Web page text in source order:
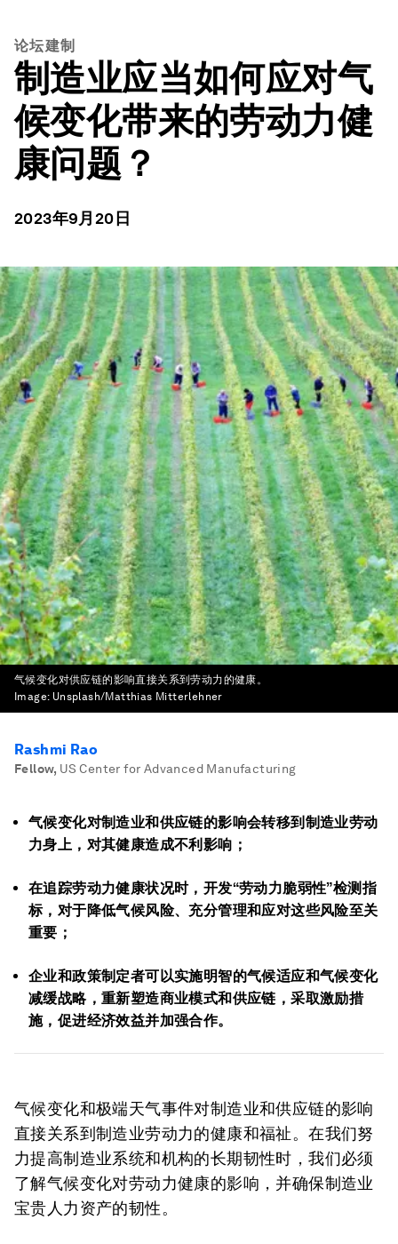
论坛建制
制造业应当如何应对气
候变化带来的劳动力健
康问题？
2023年9月20日
气候变化对供应链的影响直接关系到劳动力的健康。
Image: Unsplash/Matthias Mitterlehner
Rashmi Rao
Fellow, US Center for Advanced Manufacturing
气候变化对制造业和供应链的影响会转移到制造业劳动
力身上，对其健康造成不利影响；
在追踪劳动力健康状况时，开发“劳动力脆弱性”检测指
标，对于降低气候风险、充分管理和应对这些风险至关
重要；
企业和政策制定者可以实施明智的气候适应和气候变化
减缓战略，重新塑造商业模式和供应链，采取激励措
施，促进经济效益并加强合作。
气候变化和极端天气事件对制造业和供应链的影响
直接关系到制造业劳动力的健康和福祉。在我们努
力提高制造业系统和机构的长期韧性时，我们必须
了解气候变化对劳动力健康的影响，并确保制造业
宝贵人力资产的韧性。